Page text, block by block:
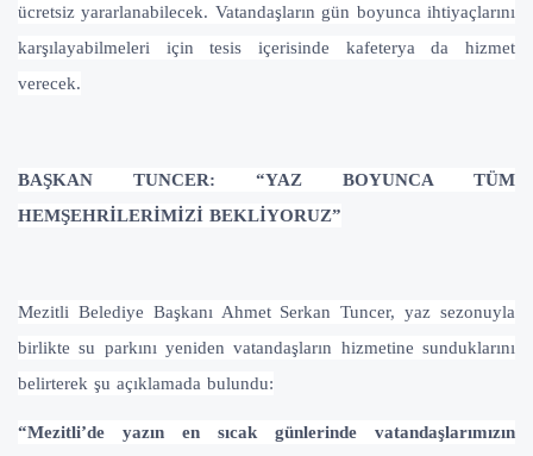
ücretsiz yararlanabilecek. Vatandaşların gün boyunca ihtiyaçlarını
karşılayabilmeleri için tesis içerisinde kafeterya da hizmet
verecek.
BAŞKAN TUNCER: “YAZ BOYUNCA TÜM
HEMŞEHRİLERİMİZİ BEKLİYORUZ”
Mezitli Belediye Başkanı Ahmet Serkan Tuncer, yaz sezonuyla
birlikte su parkını yeniden vatandaşların hizmetine sunduklarını
belirterek şu açıklamada bulundu:
“Mezitli’de yazın en sıcak günlerinde vatandaşlarımızın